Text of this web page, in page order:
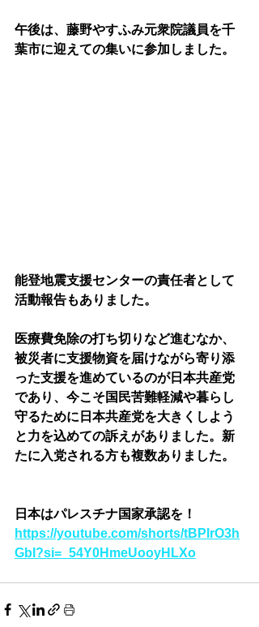
午後は、藤野やすふみ元衆院議員を千
葉市に迎えての集いに参加しました。
能登地震支援センターの責任者として
活動報告もありました。
医療費免除の打ち切りなど進むなか、
被災者に支援物資を届けながら寄り添
った支援を進めているのが日本共産党
であり、今こそ国民苦難軽減や暮らし
守るために日本共産党を大きくしよう
と力を込めての訴えがありました。新
たに入党される方も複数ありました。
日本はパレスチナ国家承認を！
https://youtube.com/shorts/tBPIrO3h
GbI?si=_54Y0HmeUooyHLXo